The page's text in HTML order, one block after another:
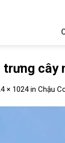
trưng cây
× 1024in Chậu